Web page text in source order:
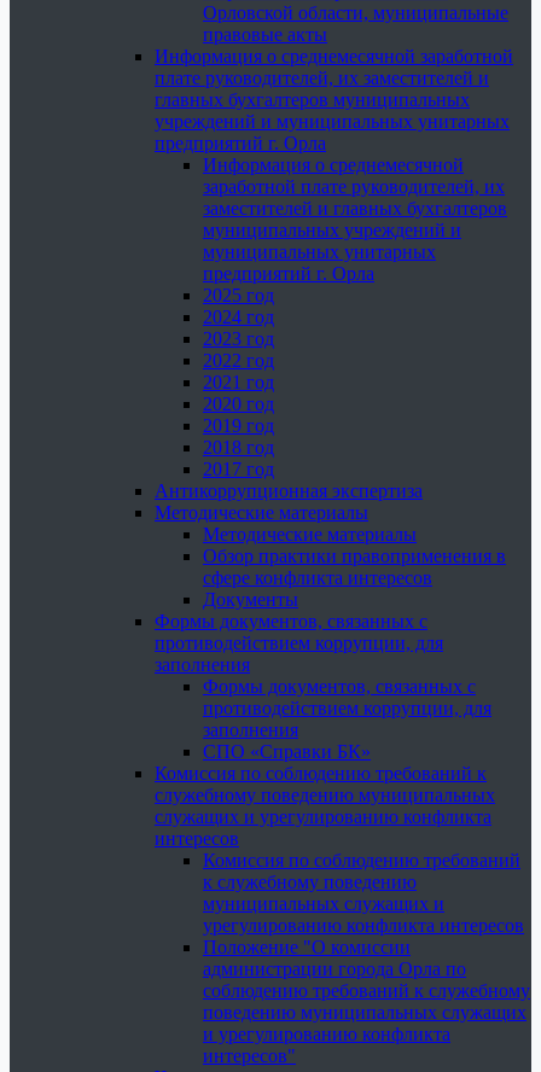
Орловской области, муниципальные
правовые акты
Информация о среднемесячной заработной
плате руководителей, их заместителей и
главных бухгалтеров муниципальных
учреждений и муниципальных унитарных
предприятий г. Орла
Информация о среднемесячной
заработной плате руководителей, их
заместителей и главных бухгалтеров
муниципальных учреждений и
муниципальных унитарных
предприятий г. Орла
2025 год
2024 год
2023 год
2022 год
2021 год
2020 год
2019 год
2018 год
2017 год
Антикоррупционная экспертиза
Методические материалы
Методические материалы
Обзор практики правоприменения в
сфере конфликта интересов
Документы
Формы документов, связанных с
противодействием коррупции, для
заполнения
Формы документов, связанных с
противодействием коррупции, для
заполнения
СПО «Справки БК»
Комиссия по соблюдению требований к
служебному поведению муниципальных
служащих и урегулированию конфликта
интересов
Комиссия по соблюдению требований
к служебному поведению
муниципальных служащих и
урегулированию конфликта интересов
Положение "О комиссии
администрации города Орла по
соблюдению требований к служебному
поведению муниципальных служащих
и урегулированию конфликта
интересов"